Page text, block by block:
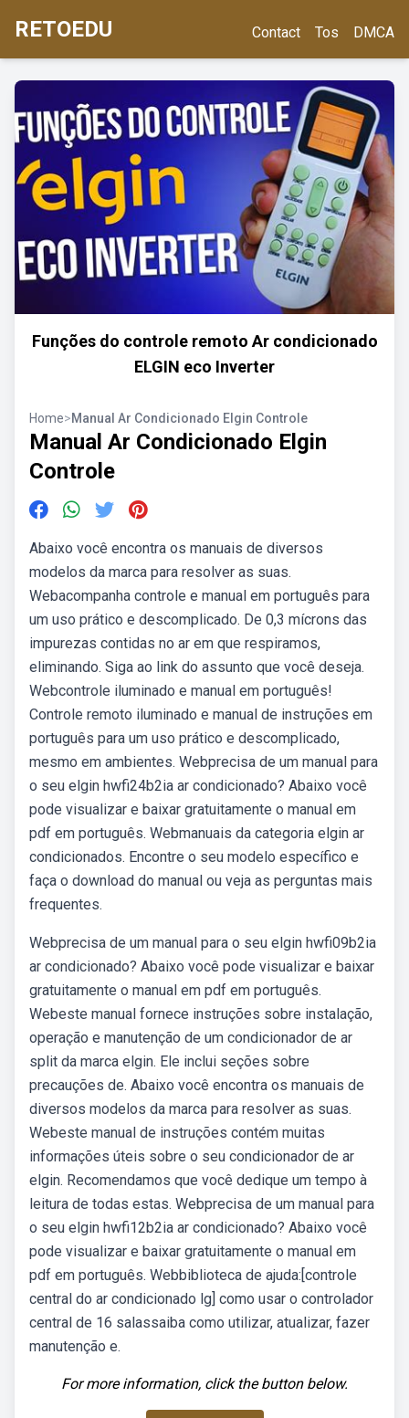
RETOEDU Contact Tos DMCA
Funções do controle remoto Ar condicionado
ELGIN eco Inverter
Home>Manual Ar Condicionado Elgin Controle
Manual Ar Condicionado Elgin
Controle
Abaixo você encontra os manuais de diversos
modelos da marca para resolver as suas.
Webacompanha controle e manual em português para
um uso prático e descomplicado. De 0,3 mícrons das
impurezas contidas no ar em que respiramos,
eliminando. Siga ao link do assunto que você deseja.
Webcontrole iluminado e manual em português!
Controle remoto iluminado e manual de instruções em
português para um uso prático e descomplicado,
mesmo em ambientes. Webprecisa de um manual para
o seu elgin hwfi24b2ia ar condicionado? Abaixo você
pode visualizar e baixar gratuitamente o manual em
pdf em português. Webmanuais da categoria elgin ar
condicionados. Encontre o seu modelo específico e
faça o download do manual ou veja as perguntas mais
frequentes.
Webprecisa de um manual para o seu elgin hwfi09b2ia
ar condicionado? Abaixo você pode visualizar e baixar
gratuitamente o manual em pdf em português.
Webeste manual fornece instruções sobre instalação,
operação e manutenção de um condicionador de ar
split da marca elgin. Ele inclui seções sobre
precauções de. Abaixo você encontra os manuais de
diversos modelos da marca para resolver as suas.
Webeste manual de instruções contém muitas
informações úteis sobre o seu condicionador de ar
elgin. Recomendamos que você dedique um tempo à
leitura de todas estas. Webprecisa de um manual para
o seu elgin hwfi12b2ia ar condicionado? Abaixo você
pode visualizar e baixar gratuitamente o manual em
pdf em português. Webbiblioteca de ajuda:[controle
central do ar condicionado lg] como usar o controlador
central de 16 salassaiba como utilizar, atualizar, fazer
manutenção e.
For more information, click the button below.